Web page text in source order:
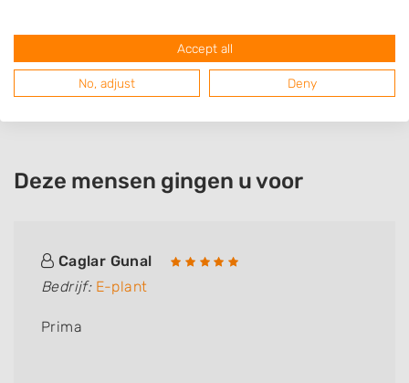
Deze mensen gingen u voor
Caglar Gunal
Bedrijf: E-plant
Prima
Accept all
No, adjust Deny